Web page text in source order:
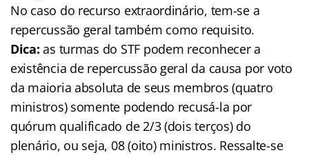
No caso do recurso extraordinário, tem-se a
repercussão geral também como requisito.
Dica: as turmas do STF podem reconhecer a
existência de repercussão geral da causa por voto
da maioria absoluta de seus membros (quatro
ministros) somente podendo recusá-la por
quórum qualificado de 2/3 (dois terços) do
plenário, ou seja, 08 (oito) ministros. Ressalte-se